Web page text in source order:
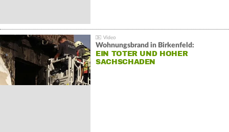
Wohnungsbrand in Birkenfeld:
EIN TOTER UND HOHER
SACHSCHADEN